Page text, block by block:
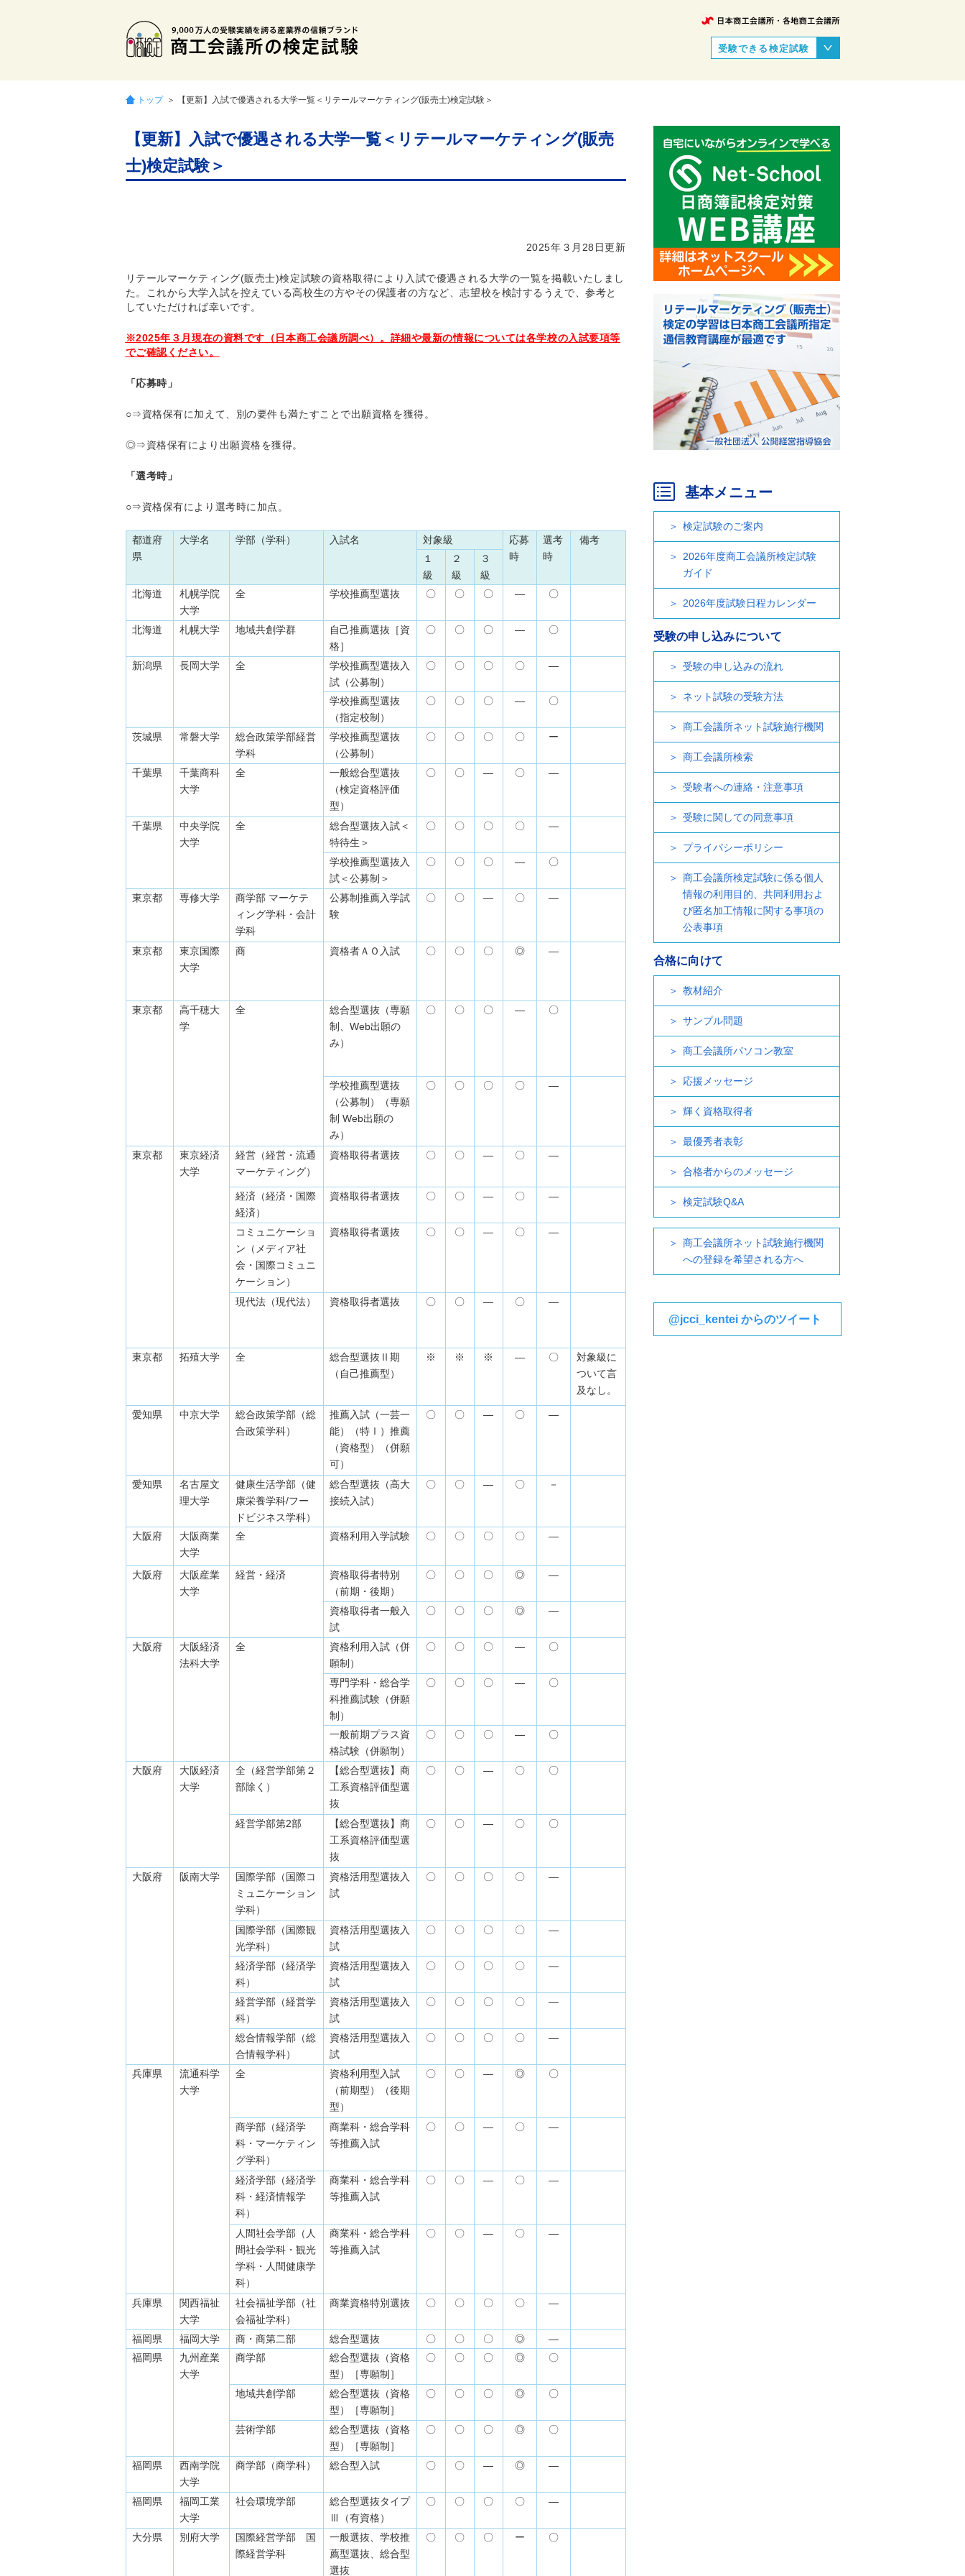
受験できる検定試験
トップ ＞ 【更新】入試で優遇される大学一覧＜リテールマーケティング(販売士)検定試験＞
【更新】入試で優遇される大学一覧＜リテールマーケティング(販売
士)検定試験＞
2025年３月28日更新
リテールマーケティング(販売士)検定試験の資格取得により入試で優遇される大学の一覧を掲載いたしまし
た。これから大学入試を控えている高校生の方やその保護者の方など、志望校を検討するうえで、参考と
していただければ幸いです。
※2025年３月現在の資料です（日本商工会議所調べ）。詳細や最新の情報については各学校の入試要項等
でご確認ください。
「応募時」
○⇒資格保有に加えて、別の要件も満たすことで出願資格を獲得。
◎⇒資格保有により出願資格を獲得。
「選考時」
○⇒資格保有により選考時に加点。
都道府
県
大学名 学部（学科） 入試名 対象級
応募
時
選考
時
備考
１
級
２
級
３
級
北海道
札幌学院
大学
全 学校推薦型選抜 〇 〇 〇 ― 〇
北海道 札幌大学 地域共創学群
自己推薦選抜［資
格］
〇 〇 〇 ― 〇
新潟県 長岡大学 全
学校推薦型選抜入
試（公募制）
〇 〇 〇 〇 ―
学校推薦型選抜
（指定校制）
〇 〇 〇 ― 〇
茨城県 常磐大学
総合政策学部経営
学科
学校推薦型選抜
（公募制）
〇 〇 〇 〇 ー
千葉県
千葉商科
大学
全
一般総合型選抜
（検定資格評価
型）
〇 〇 ― 〇 ―
千葉県
中央学院
大学
全
総合型選抜入試＜
特待生＞
〇 〇 〇 〇 ―
学校推薦型選抜入
試＜公募制＞
〇 〇 〇 ― 〇
東京都 専修大学
商学部 マーケテ
ィング学科・会計
学科
公募制推薦入学試
験
〇 〇 ― 〇 ―
東京都
東京国際
大学
商 資格者ＡＯ入試 〇 〇 〇 ◎ ―
東京都
高千穂大
学
全
総合型選抜（専願
制、Web出願の
み）
〇 〇 〇 ― 〇
学校推薦型選抜
（公募制）（専願
制 Web出願の
み）
〇 〇 〇 〇 ―
東京都
東京経済
大学
経営（経営・流通
マーケティング）
資格取得者選抜 〇 〇 ― 〇 ―
経済（経済・国際
経済）
資格取得者選抜 〇 〇 ― 〇 ―
コミュニケーショ
ン（メディア社
会・国際コミュニ
ケーション）
資格取得者選抜 〇 〇 ― 〇 ―
現代法（現代法） 資格取得者選抜 〇 〇 ― 〇 ―
東京都 拓殖大学 全
総合型選抜Ⅱ期
（自己推薦型）
※ ※ ※ ― 〇
対象級に
ついて言
及なし。
愛知県 中京大学
総合政策学部（総
合政策学科）
推薦入試（一芸一
能）（特Ⅰ）推薦
（資格型）（併願
可）
〇 〇 ― 〇 ―
愛知県
名古屋文
理大学
健康生活学部（健
康栄養学科/フー
ドビジネス学科）
総合型選抜（高大
接続入試）
〇 〇 ― 〇 －
大阪府
大阪商業
大学
全 資格利用入学試験 〇 〇 〇 〇 ―
大阪府
大阪産業
大学
経営・経済
資格取得者特別
（前期・後期）
〇 〇 〇 ◎ ―
資格取得者一般入
試
〇 〇 〇 ◎ ―
大阪府
大阪経済
法科大学
全
資格利用入試（併
願制）
〇 〇 〇 ― 〇
専門学科・総合学
科推薦試験（併願
制）
〇 〇 〇 ― 〇
一般前期プラス資
格試験（併願制）
〇 〇 〇 ― 〇
大阪府
大阪経済
大学
全（経営学部第２
部除く）
【総合型選抜】商
工系資格評価型選
抜
〇 〇 ― 〇 〇
経営学部第2部
【総合型選抜】商
工系資格評価型選
抜
〇 〇 ― 〇 〇
大阪府 阪南大学
国際学部（国際コ
ミュニケーション
学科）
資格活用型選抜入
試
〇 〇 〇 〇 ―
国際学部（国際観
光学科）
資格活用型選抜入
試
〇 〇 〇 〇 ―
経済学部（経済学
科）
資格活用型選抜入
試
〇 〇 〇 〇 ―
経営学部（経営学
科）
資格活用型選抜入
試
〇 〇 〇 〇 ―
総合情報学部（総
合情報学科）
資格活用型選抜入
試
〇 〇 〇 〇 ―
兵庫県
流通科学
大学
全
資格利用型入試
（前期型）（後期
型）
〇 〇 ― ◎ 〇
商学部（経済学
科・マーケティン
グ学科）
商業科・総合学科
等推薦入試
〇 〇 ― 〇 ―
経済学部（経済学
科・経済情報学
科）
商業科・総合学科
等推薦入試
〇 〇 ― 〇 ―
人間社会学部（人
間社会学科・観光
学科・人間健康学
科）
商業科・総合学科
等推薦入試
〇 〇 ― 〇 ―
兵庫県
関西福祉
大学
社会福祉学部（社
会福祉学科）
商業資格特別選抜 〇 〇 〇 〇 ―
福岡県 福岡大学 商・商第二部 総合型選抜 〇 〇 〇 ◎
―
福岡県
九州産業
大学
商学部
総合型選抜（資格
型）［専願制］
〇 〇 〇 ◎ 〇
地域共創学部
総合型選抜（資格
型）［専願制］
〇 〇 〇 ◎ 〇
芸術学部
総合型選抜（資格
型）［専願制］
〇 〇 〇 ◎ 〇
福岡県
西南学院
大学
商学部（商学科） 総合型入試 〇 〇 ― ◎ ―
福岡県
福岡工業
大学
社会環境学部
総合型選抜タイプ
Ⅲ（有資格）
〇 〇 〇 〇 ―
大分県 別府大学
国際経営学部 国
際経営学科
一般選抜、学校推
薦型選抜、総合型
選抜
〇 〇 〇 ー 〇
基本メニュー
検定試験のご案内
2026年度商工会議所検定試験
ガイド
2026年度試験日程カレンダー
受験の申し込みについて
受験の申し込みの流れ
ネット試験の受験方法
商工会議所ネット試験施行機関
商工会議所検索
受験者への連絡・注意事項
受験に関しての同意事項
プライバシーポリシー
商工会議所検定試験に係る個人
情報の利用目的、共同利用およ
び匿名加工情報に関する事項の
公表事項
合格に向けて
教材紹介
サンプル問題
商工会議所パソコン教室
応援メッセージ
輝く資格取得者
最優秀者表彰
合格者からのメッセージ
検定試験Q&A
商工会議所ネット試験施行機関
への登録を希望される方へ
@jcci_kentei からのツイート